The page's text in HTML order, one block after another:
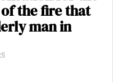
the fire that
man in